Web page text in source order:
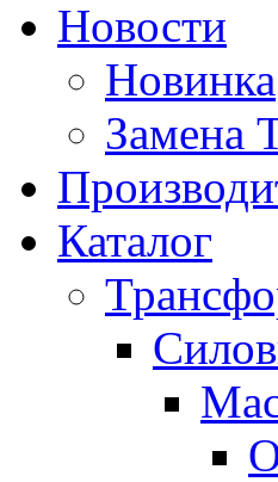
Новости
Новинка
Замена
Каталог